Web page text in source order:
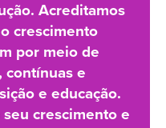
Acreditamos
crescimento
por meio de
contínuas e
e educação.
crescimento e